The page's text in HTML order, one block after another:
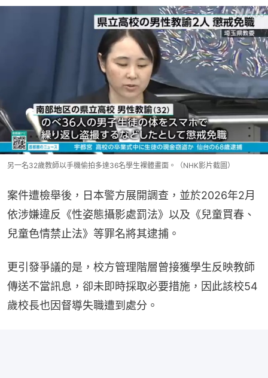
另一名32歲教師以手機偷拍多達36名學生裸體畫面。（NHK影片截圖）
案件遭檢舉後，日本警方展開調查，並於2026年2月
依涉嫌違反《性姿態攝影處罰法》以及《兒童買春、
兒童色情禁止法》等罪名將其逮捕。
更引發爭議的是，校方管理階層曾接獲學生反映教師
傳送不當訊息，卻未即時採取必要措施，因此該校54
歲校長也因督導失職遭到處分。